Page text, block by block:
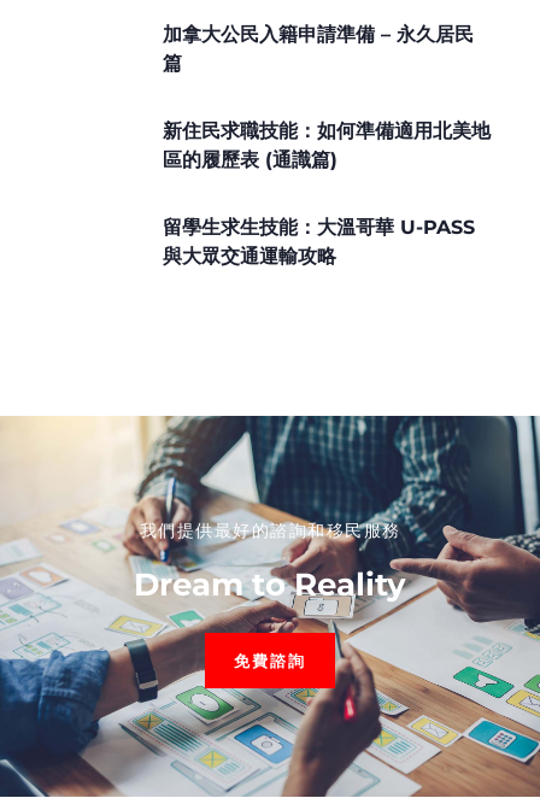
加拿大公民入籍申請準備 – 永久居民
篇
新住民求職技能：如何準備適用北美地
區的履歷表 (通識篇)
留學生求生技能：大溫哥華 U-PASS
與大眾交通運輸攻略
我們提供最好的諮詢和移民服務
Dream to Reality
免費諮詢